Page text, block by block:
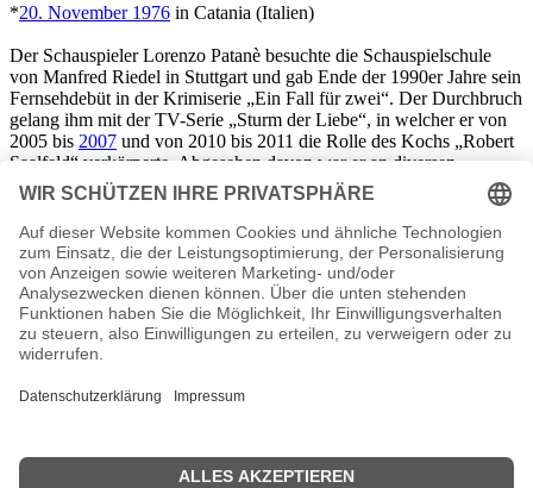
*20. November 1976 in Catania (Italien)
Der Schauspieler Lorenzo Patanè besuchte die Schauspielschule
von Manfred Riedel in Stuttgart und gab Ende der 1990er Jahre sein
Fernsehdebüt in der Krimiserie „Ein Fall für zwei“. Der Durchbruch
gelang ihm mit der TV-Serie „Sturm der Liebe“, in welcher er von
2005 bis 2007 und von 2010 bis 2011 die Rolle des Kochs „Robert
Saalfeld“ verkörperte. Abgesehen davon war er an diversen
Theaterbühnen (Theater Lindenhof, Theater Rampe in Stuttgart und
Freilichtspiele Schwäbisch Hall) engagiert. 2018 feierte er sein
Comeback in „Sturm der Liebe“ und im selben Jahr war er in zwei
Folgen der Reihe „Tatort“ zu sehen. Außerdem arbeitet Patanè
schon seit einiger Zeit als selbständiger Schauspielcoach. Seit
ist er verheiratet.
Lorenzo Patané Seiten, Kurzbio, Familie, verheiratet, Herkunft